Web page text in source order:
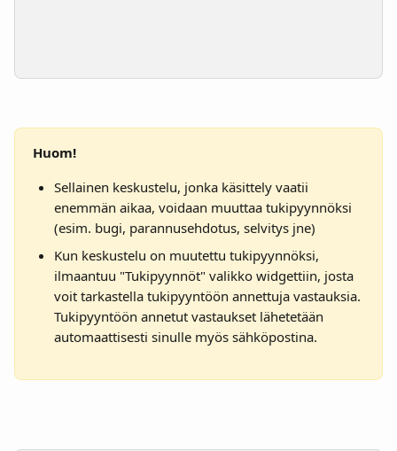
Huom!
Sellainen keskustelu, jonka käsittely vaatii
enemmän aikaa, voidaan muuttaa tukipyynnöksi
(esim. bugi, parannusehdotus, selvitys jne)
Kun keskustelu on muutettu tukipyynnöksi,
ilmaantuu "Tukipyynnöt" valikko widgettiin, josta
voit tarkastella tukipyyntöön annettuja vastauksia.
Tukipyyntöön annetut vastaukset lähetetään
automaattisesti sinulle myös sähköpostina.